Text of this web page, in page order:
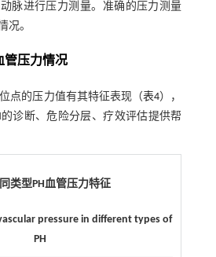
脉进行压力测量。准确的压力测量
况。
管压力情况
点的压力值有其特征表现（表4），
诊断、危险分层、疗效评估提供帮
类型PH血管压力特征
pressure in different types of
PH